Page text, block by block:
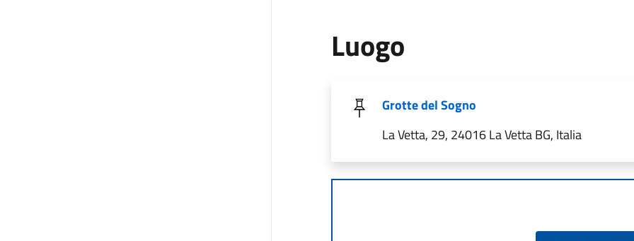
Luogo
Grotte del Sogno
La Vetta, 29, 24016 La Vetta BG, Italia